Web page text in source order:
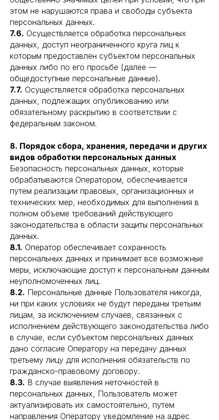
этом не нарушаются права и свободы субъекта
персональных данных.
7.6. Осуществляется обработка персональных
данных, доступ неограниченного круга лиц к
которым предоставлен субъектом персональных
данных либо по его просьбе (далее —
общедоступные персональные данные).
7.7. Осуществляется обработка персональных
данных, подлежащих опубликованию или
обязательному раскрытию в соответствии с
федеральным законом.
8. Порядок сбора, хранения, передачи и других
видов обработки персональных данных
Безопасность персональных данных, которые
обрабатываются Оператором, обеспечивается
путем реализации правовых, организационных и
технических мер, необходимых для выполнения в
полном объеме требований действующего
законодательства в области защиты персональных
данных.
8.1. Оператор обеспечивает сохранность
персональных данных и принимает все возможные
меры, исключающие доступ к персональным данным
неуполномоченных лиц.
8.2. Персональные данные Пользователя никогда,
ни при каких условиях не будут переданы третьим
лицам, за исключением случаев, связанных с
исполнением действующего законодательства либо
в случае, если субъектом персональных данных
дано согласие Оператору на передачу данных
третьему лицу для исполнения обязательств по
гражданско-правовому договору.
8.3. В случае выявления неточностей в
персональных данных, Пользователь может
актуализировать их самостоятельно, путем
направления Оператору уведомление на адрес
Проектирование и строительство
Индивидуальный предприниматель ВЛАСОВ
АЛЕКСАНДР АНДРЕЕВИЧ
ИНН: 775101365032
Москва, Киевское шоссе, 22-й километр, дв4с2кГ.
Главная
О компании
Отзывы
Политика конфиденциальности
Заборы из профнастила
Заборы из евроштакетника
Заборы из сетки рабицы
Заборы 3D
Ежедневно 08:00 – 20:00
+7 (905) 597-91-99
info@moszabory.ru
Обращаем внимание, что информация на сайте не является